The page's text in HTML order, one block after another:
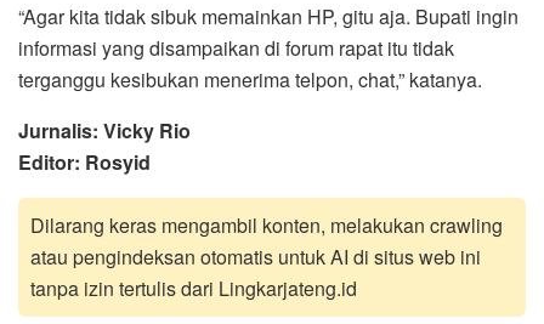
“Agar kita tidak sibuk memainkan HP, gitu aja. Bupati ingin
informasi yang disampaikan di forum rapat itu tidak
terganggu kesibukan menerima telpon, chat,” katanya.
Jurnalis: Vicky Rio
Editor: Rosyid
Dilarang keras mengambil konten, melakukan crawling
atau pengindeksan otomatis untuk AI di situs web ini
tanpa izin tertulis dari Lingkarjateng.id